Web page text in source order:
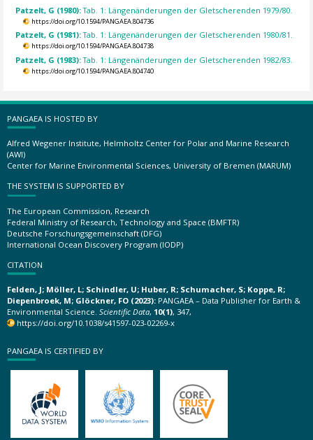
Patzelt, G (1980):Tab. 1: Längenänderungen der Gletscherenden 1979/80.
https://doi.org/10.1594/PANGAEA.804736
Patzelt, G (1981):Tab. 1: Längenänderungen der Gletscherenden 1980/81.
https://doi.org/10.1594/PANGAEA.804738
Patzelt, G (1983):Tab. 1: Längenänderungen der Gletscherenden 1982/83.
https://doi.org/10.1594/PANGAEA.804740
PANGAEA IS HOSTED BY
Alfred Wegener Institute, Helmholtz Center for Polar and Marine Research
(AWI)
Center for Marine Environmental Sciences, University of Bremen (MARUM)
THE SYSTEM IS SUPPORTED BY
The European Commission, Research
Federal Ministry of Research, Technology and Space (BMFTR)
Deutsche Forschungsgemeinschaft (DFG)
International Ocean Discovery Program (IODP)
CITATION
Felden, J; Möller, L; Schindler, U; Huber, R; Schumacher, S; Koppe, R;
Diepenbroek, M; Glöckner, FO (2023): PANGAEA – Data Publisher for Earth &
Environmental Science. Scientific Data, 10(1), 347,
https://doi.org/10.1038/s41597-023-02269-x
PANGAEA IS CERTIFIED BY